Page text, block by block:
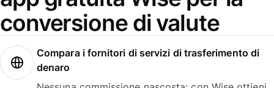
conversione di valute
Compara i fornitori di servizi di trasferimento di
denaro